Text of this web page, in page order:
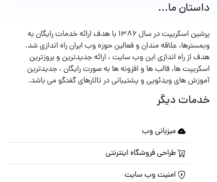
داستان ما...
پرشین اسکریپت در سال ۱۳۸۶ با هدف ارائه خدمات رایگان به
وبمسترها، علاقه مندان و فعالین حوزه وب ایران راه اندازی شد.
هدف از راه اندازی این وب سایت ، ارائه جدیدترین و بروزترین
اسکریپت ها، قالب ها و افزونه ها به صورت رایگان ، جدیدترین
آموزش های ویدئویی و پشتیبانی در تالارهای گفتگو می باشد.
خدمات دیگر
میزبانی وب
طراحی فروشگاه اینترنتی
امنیت وب سایت